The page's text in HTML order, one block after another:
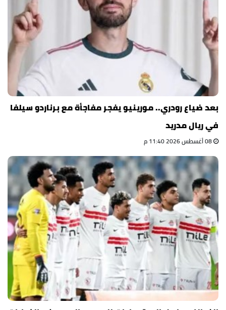
بعد ضياع رودري.. مورينيو يفجر مفاجأة مع برناردو سيلفا
في ريال مدريد